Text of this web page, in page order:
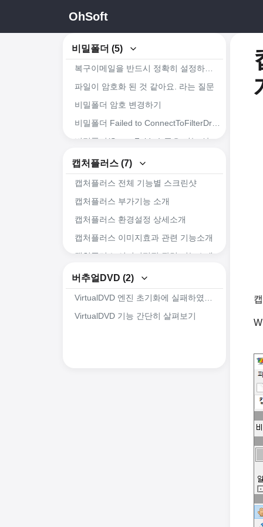
OhSoft
비밀폴더 (5)
파일이 암호화 된 것 같아요. 라는 질문
비밀폴더 암호 변경하기
캡처플러스 (7)
캡처플러스 전체 기능별 스크린샷
캡처플러스 부가기능 소개
캡처플러스 환경설정 상세소개
캡처플러스 이미지효과 관련 기능소개
캡처플러스 이미지편집 관련 기능소개
캡처플러스 화면 캡처 관련 기능소개
버추얼DVD (2)
VirtualDVD 기능 간단히 살펴보기